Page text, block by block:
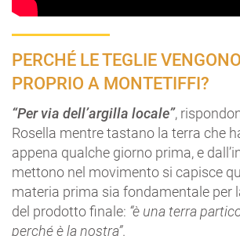
PERCHÉ LE TEGLIE
PROPRIO A MONTETIFFI?
“Per via dell’argilla locale”,
Rosella mentre tastano la terra che
appena qualche giorno prima, e
mettono nel movimento si capisce
materia prima sia fondamentale per
del prodotto finale: “è una terra
perché è la nostra”.